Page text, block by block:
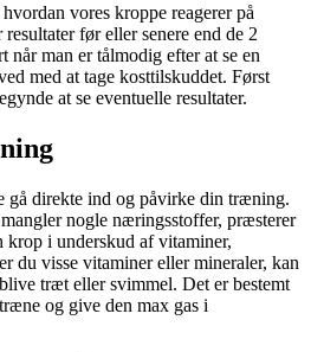
vores kroppe reagerer på
før eller senere end de 2
man er tålmodig efter at se en
med at tage kosttilskuddet. Først
at se eventuelle resultater.
gå direkte ind og påvirke din træning.
nogle næringsstoffer, præsterer
i underskud af vitaminer,
du visse vitaminer eller mineraler, kan
træt eller svimmel. Det er bestemt
og give den max gas i